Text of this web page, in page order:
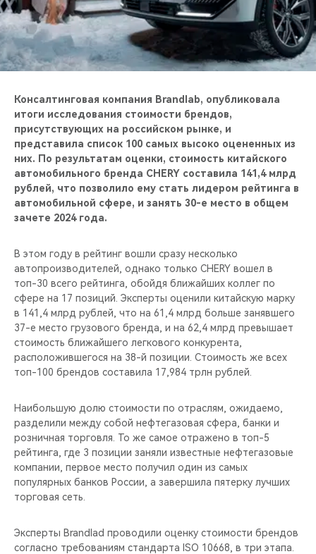
CHERY CONNECT
CHERY И СПОРТ
ВИДЕООБЗОРЫ
Консалтинговая компания Brandlab, опубликовала
итоги исследования стоимости брендов,
присутствующих на российском рынке, и
представила список 100 самых высоко оцененных из
них. По результатам оценки, стоимость китайского
автомобильного бренда CHERY составила 141,4 млрд
рублей, что позволило ему стать лидером рейтинга в
автомобильной сфере, и занять 30-е место в общем
зачете 2024 года.
В этом году в рейтинг вошли сразу несколько
автопроизводителей, однако только CHERY вошел в
топ-30 всего рейтинга, обойдя ближайших коллег по
сфере на 17 позиций. Эксперты оценили китайскую марку
в 141,4 млрд рублей, что на 61,4 млрд больше занявшего
37-е место грузового бренда, и на 62,4 млрд превышает
стоимость ближайшего легкового конкурента,
расположившегося на 38-й позиции. Стоимость же всех
топ-100 брендов составила 17,984 трлн рублей.
Наибольшую долю стоимости по отраслям, ожидаемо,
разделили между собой нефтегазовая сфера, банки и
розничная торговля. То же самое отражено в топ-5
рейтинга, где 3 позиции заняли известные нефтегазовые
компании, первое место получил один из самых
популярных банков России, а завершила пятерку лучших
торговая сеть.
Эксперты Brandlad проводили оценку стоимости брендов
согласно требованиям стандарта ISO 10668, в три этапа.